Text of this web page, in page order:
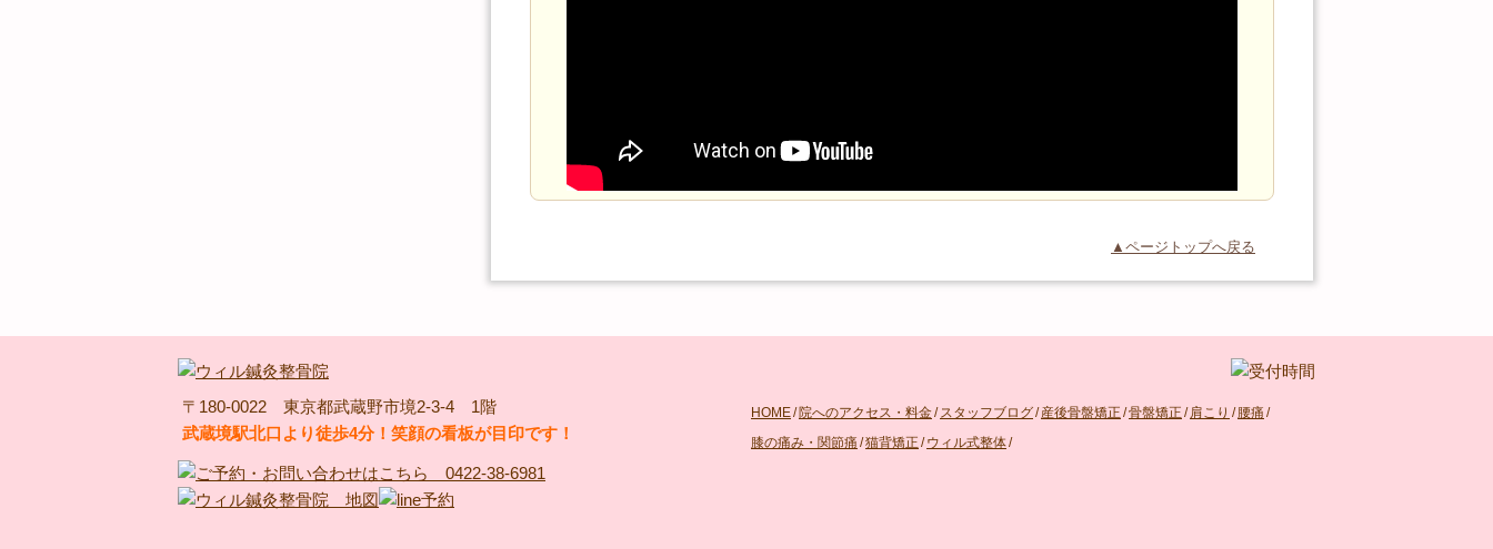
▲ページトップへ戻る
〒180-0022 東京都武蔵野市境2-3-4 1階
武蔵境駅北口より徒歩4分！笑顔の看板が目印です！
HOME/ 院へのアクセス・料金/ スタッフブログ/ 産後骨盤矯正 /骨盤矯正 / 肩こり / 腰痛 /
膝の痛み・関節痛 /猫背矯正 / ウィル式整体/